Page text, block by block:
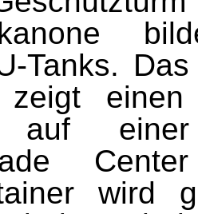
Tanks.
zeigt
auf einer
wird